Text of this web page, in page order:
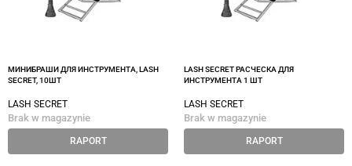
МИНИБРАШИ ДЛЯ ИНСТРУМЕНТА, LASH
SECRET, 10ШТ
LASH SECRET
Brak w magazynie
RAPORT
LASH SECRET РАСЧЕСКА ДЛЯ
ИНСТРУМЕНТА 1 ШТ
LASH SECRET
Brak w magazynie
RAPORT